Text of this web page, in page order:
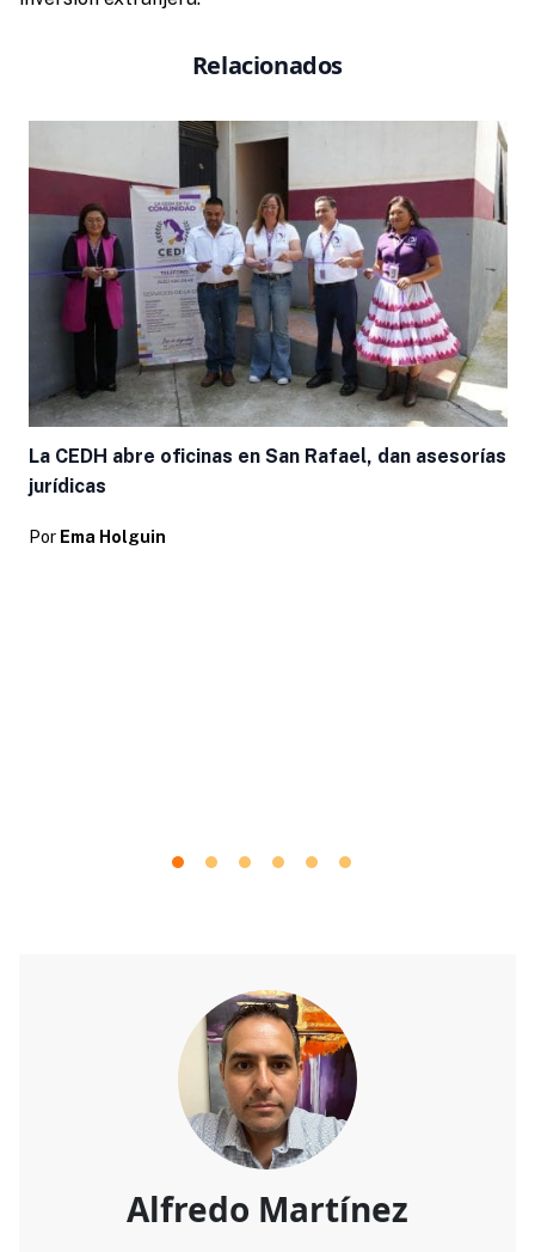
Relacionados
La CEDH abre oficinas en San Rafael, dan asesorías
jurídicas
Por Ema Holguin
Alfredo Martínez